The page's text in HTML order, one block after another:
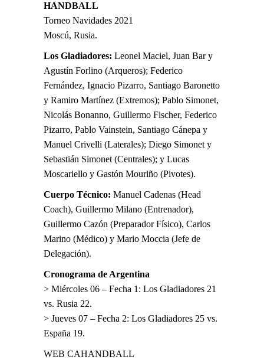
HANDBALL
Torneo Navidades 2021
Moscú, Rusia.
Los Gladiadores: Leonel Maciel, Juan Bar y
Agustín Forlino (Arqueros); Federico
Fernández, Ignacio Pizarro, Santiago Baronetto
y Ramiro Martínez (Extremos); Pablo Simonet,
Nicolás Bonanno, Guillermo Fischer, Federico
Pizarro, Pablo Vainstein, Santiago Cánepa y
Manuel Crivelli (Laterales); Diego Simonet y
Sebastián Simonet (Centrales); y Lucas
Moscariello y Gastón Mouriño (Pivotes).
Cuerpo Técnico: Manuel Cadenas (Head
Coach), Guillermo Milano (Entrenador),
Guillermo Cazón (Preparador Físico), Carlos
Marino (Médico) y Mario Moccia (Jefe de
Delegación).
Cronograma de Argentina
> Miércoles 06 – Fecha 1: Los Gladiadores 21
vs. Rusia 22.
> Jueves 07 – Fecha 2: Los Gladiadores 25 vs.
España 19.
WEB CAHANDBALL